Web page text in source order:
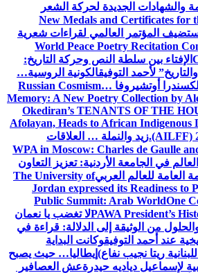
والشهادات الجديدة لحركة الشعر
New Medals and Certificates for
المؤتمر العالمي لقراءات شعرية
World Peace Poetry Recitation
الإفتاء بين سلطة النص وحركة التاريخ:
لأحمد التوفيقالكونية الروسية…
أوتشيروفا Russian Cosmism…
Memory: A New Poetry Collection by
Okediran’s TENANTS OF THE
Afolayan, Heads to African Indigenous
(AILFF) زيد والنملة … العلاقات
WPA in Moscow: Charles de Gaulle
في الجامعة الأردنية: تعزيز التعاون
العامة للعالم العربيThe University of
Jordan expressed its Readiness to
Public Summit: Arab WorldOne
PAWA President’sلا تغضب يا نعمان
من الوثيقة إلى الدلالة: قراءة في
عند أحمد التوفيقوكانت البداية
ريتا نجيب نفاع) إيطاليا… حيث يصبح
لإسماعيل دياديه حيدرةعش العصافير